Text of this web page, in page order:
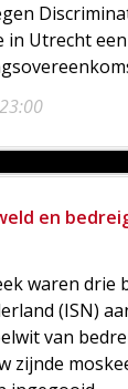
in Utrecht een
en
waren drie
(ISN)
van
zijnde